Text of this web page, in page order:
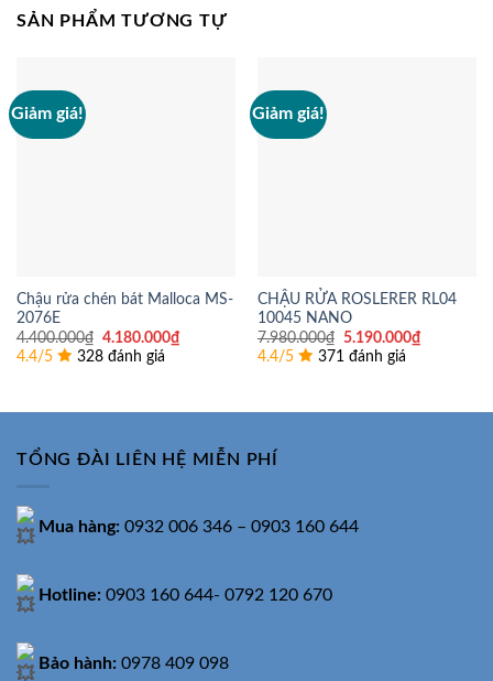
SẢN PHẨM TƯƠNG TỰ
Giảm giá!
Chậu rửa chén bát Malloca MS-
2076E
4.400.000₫ Giá
gốc
là:
4.180.000₫Giá
4.4/5 328 đánh giá
Giảm giá!
CHẬU RỬA ROSLERER RL04
10045 NANO
7.980.000₫ Giá
gốc
là:
5.190.000₫Giá
4.4/5 371 đánh giá
TỔNG ĐÀI LIÊN HỆ MIỄN PHÍ
Mua hàng: 0932 006 346 – 0903 160 644
Hotline: 0903 160 644- 0792 120 670
Bảo hành: 0978 409 098